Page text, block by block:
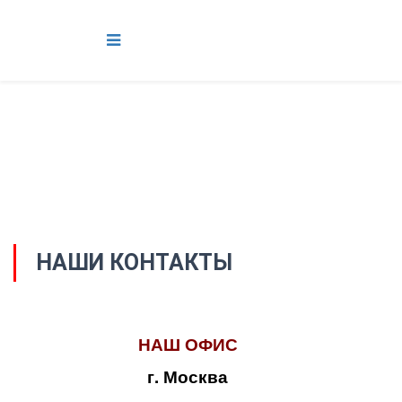
НАШИ КОНТАКТЫ
НАШ ОФИС
г. Москва